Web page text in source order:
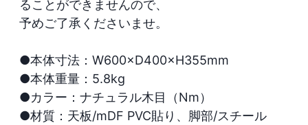
ることができませんので、
予めご了承くださいませ。
●本体寸法：W600×D400×H355mm
●本体重量：5.8kg
●カラー：ナチュラル木目（Nm）
●材質：天板/mDF PVC貼り、脚部/スチール